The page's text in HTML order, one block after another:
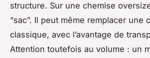
structure. Sur une chemise
“sac”. Il peut même remplacer une
classique, avec l’avantage de
Attention toutefois au volume : un